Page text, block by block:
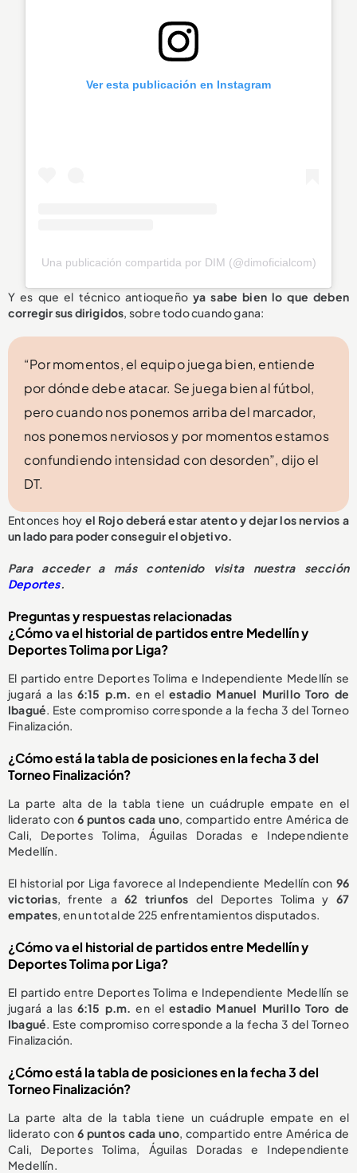
Ver esta publicación en Instagram
Una publicación compartida por DIM (@dimoficialcom)
Y es que el técnico antioqueño ya sabe bien lo que deben
corregir sus dirigidos, sobre todo cuando gana:
“Por momentos, el equipo juega bien, entiende
por dónde debe atacar. Se juega bien al fútbol,
pero cuando nos ponemos arriba del marcador,
nos ponemos nerviosos y por momentos estamos
confundiendo intensidad con desorden”, dijo el
DT.
Entonces hoy el Rojo deberá estar atento y dejar los nervios a
un lado para poder conseguir el objetivo.
Para acceder a más contenido visita nuestra sección
Deportes.
Preguntas y respuestas relacionadas
¿Cómo va el historial de partidos entre Medellín y
Deportes Tolima por Liga?
El partido entre Deportes Tolima e Independiente Medellín se
jugará a las 6:15 p.m. en elestadio Manuel Murillo Toro de
Ibagué. Este compromiso corresponde a la fecha 3 del Torneo
Finalización.
¿Cómo está la tabla de posiciones en la fecha 3 del
Torneo Finalización?
La parte alta de la tabla tiene un cuádruple empate en el
liderato con 6 puntos cada uno, compartido entre América de
Cali, Deportes Tolima, Águilas Doradas e Independiente
Medellín.
El historial por Liga favorece al Independiente Medellín con 96
victorias, frente a62 triunfos del Deportes Tolima y 67
empates, en un total de 225 enfrentamientos disputados.
¿Cómo va el historial de partidos entre Medellín y
Deportes Tolima por Liga?
El partido entre Deportes Tolima e Independiente Medellín se
jugará a las 6:15 p.m. en elestadio Manuel Murillo Toro de
Ibagué. Este compromiso corresponde a la fecha 3 del Torneo
Finalización.
¿Cómo está la tabla de posiciones en la fecha 3 del
Torneo Finalización?
La parte alta de la tabla tiene un cuádruple empate en el
liderato con 6 puntos cada uno, compartido entre América de
Cali, Deportes Tolima, Águilas Doradas e Independiente
Medellín.